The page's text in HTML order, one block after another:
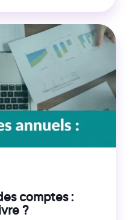
comptes :
?